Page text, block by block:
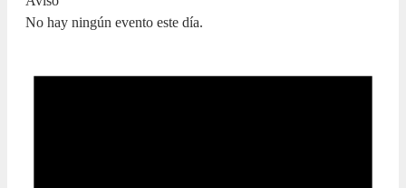
No hay ningún evento este día.